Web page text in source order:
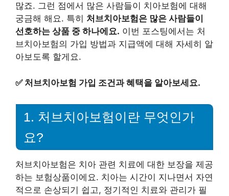
많죠. 그런 점에서 많은 사람들이 치아보험에 대해
궁금해 해요. 특히 처브치아보험은 많은 사람들이
선호하는 상품 중 하나에요. 이번 포스팅에서는 처
브치아보험의 가입 방법과 지급액에 대해 자세히 알
아보도록 할게요.
✅ 처브치아보험 가입 조건과 혜택을 알아보세요.
1. 처브치아보험이란 무엇인가
요?
처브치아보험은 치아 관련 치료에 대한 보장을 제공
하는 보험상품이에요. 치아는 시간이 지나면서 자연
적으로 손상되기 쉽고, 정기적인 치료와 관리가 필